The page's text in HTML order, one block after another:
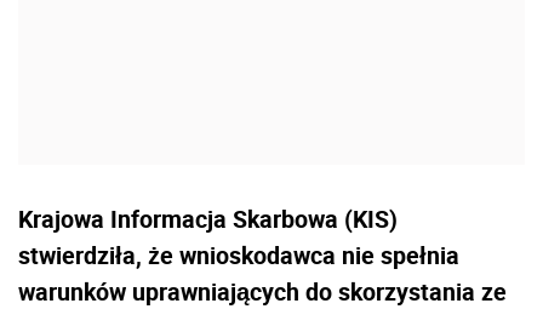
Krajowa Informacja Skarbowa (KIS)
stwierdziła, żewnioskodawca nie spełnia
warunków uprawniających do skorzystania ze